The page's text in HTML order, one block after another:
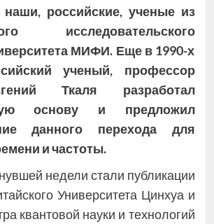
наши, российские, ученые из
исследовательского
МИФИ. Еще в 1990-х
ученый, профессор
Ткаля разработал
основу и предложил
данного перехода для
и частоты.
недели стали публикации
Университета Цинхуа и
квантовой науки и технологий